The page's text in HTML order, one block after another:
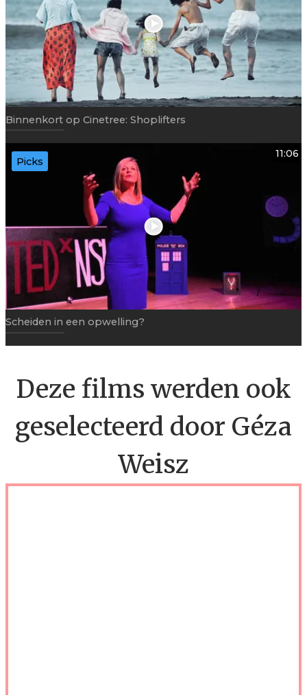
Binnenkort op Cinetree: Shoplifters
Picks
11:06
Scheiden in een opwelling?
Deze films werden ook
geselecteerd door Géza
Weisz